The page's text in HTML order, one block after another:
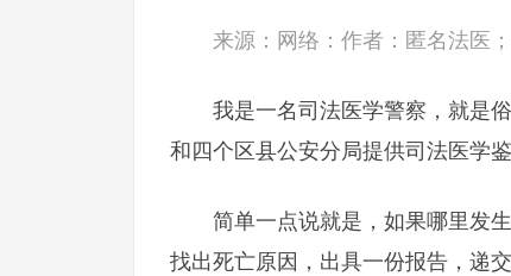
来源：网络：作者：匿名法医
我是一名司法医学警察，就是
和四个区县公安分局提供司法医学鉴
简单一点说就是，如果哪里发
找出死亡原因，出具一份报告，递